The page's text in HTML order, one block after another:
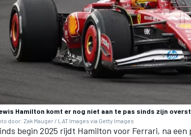
Hamilton komt er nog niet aan te pas sinds zijn
door: Zak Mauger / LAT Images via Getty Images
begin 2025 rijdt Hamilton voor Ferrari, na